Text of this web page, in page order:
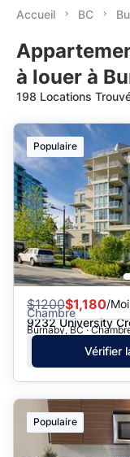
Accueil BC
à louer à
198 Locations
Suggéré
Date: les plus
Date: les plus
Prix - $$$ à $
Prix - $ à $$$
Populaire
$1200$1,180/
Chambre
9232 University
Vérifier
Populaire